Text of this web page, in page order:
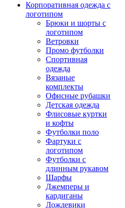
Корпоративная одежда с
логотипом
Брюки и шорты с
логотипом
Ветровки
Промо футболки
Спортивная
одежда
Вязаные
комплекты
Офисные рубашки
Детская одежда
Флисовые куртки
и кофты
Футболки поло
Фартуки с
логотипом
Футболки с
длинным рукавом
Шарфы
Джемперы и
кардиганы
Дождевики